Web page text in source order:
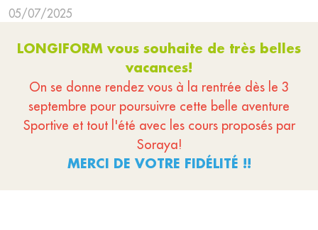
05/07/2025
LONGIFORM vous souhaite de très belles
vacances!
On se donne rendez vous à la rentrée dès le 3
septembre pour poursuivre cette belle aventure
Sportive et tout l'été avec les cours proposés par
Soraya!
MERCI DE VOTRE FIDÉLITÉ !!